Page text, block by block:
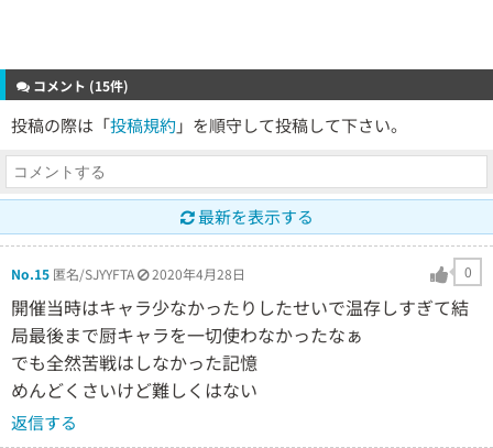
コメント (15件)
投稿の際は「投稿規約 」を順守して投稿して下さい。
最新を表示する
No.15 匿名/SJYYFTA 2020年4月28日 0
開催当時はキャラ少なかったりしたせいで温存しすぎて結
局最後まで厨キャラを一切使わなかったなぁ
でも全然苦戦はしなかった記憶
めんどくさいけど難しくはない
返信する